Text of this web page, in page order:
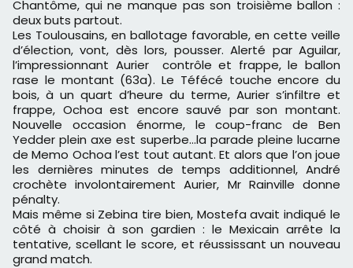
Chantôme, qui ne manque pas son troisième ballon :
deux buts partout.
Les Toulousains, en ballotage favorable, en cette veille
d’élection, vont, dès lors, pousser. Alerté par Aguilar,
l’impressionnant Aurier contrôle et frappe, le ballon
rase le montant (63a). Le Téfécé touche encore du
bois, à un quart d’heure du terme, Aurier s’infiltre et
frappe, Ochoa est encore sauvé par son montant.
Nouvelle occasion énorme, le coup-franc de Ben
Yedder plein axe est superbe…la parade pleine lucarne
de Memo Ochoa l’est tout autant. Et alors que l’on joue
les dernières minutes de temps additionnel, André
crochète involontairement Aurier, Mr Rainville donne
pénalty.
Mais même si Zebina tire bien, Mostefa avait indiqué le
côté à choisir à son gardien : le Mexicain arrête la
tentative, scellant le score, et réussissant un nouveau
grand match.